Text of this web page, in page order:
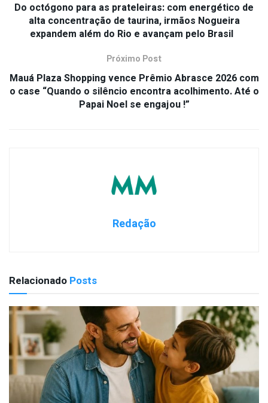
Do octógono para as prateleiras: com energético de
alta concentração de taurina, irmãos Nogueira
expandem além do Rio e avançam pelo Brasil
Próximo Post
Mauá Plaza Shopping vence Prêmio Abrasce 2026 com
o case “Quando o silêncio encontra acolhimento. Até o
Papai Noel se engajou !”
Redação
Relacionado Posts